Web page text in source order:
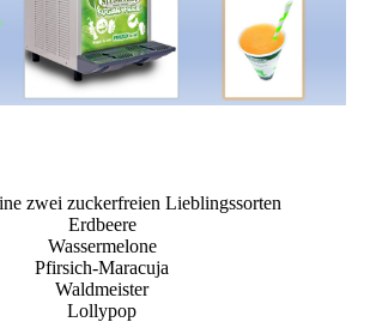
zwei zuckerfreien Lieblingssorten
Erdbeere
Wassermelone
Pfirsich-Maracuja
Waldmeister
Lollypop